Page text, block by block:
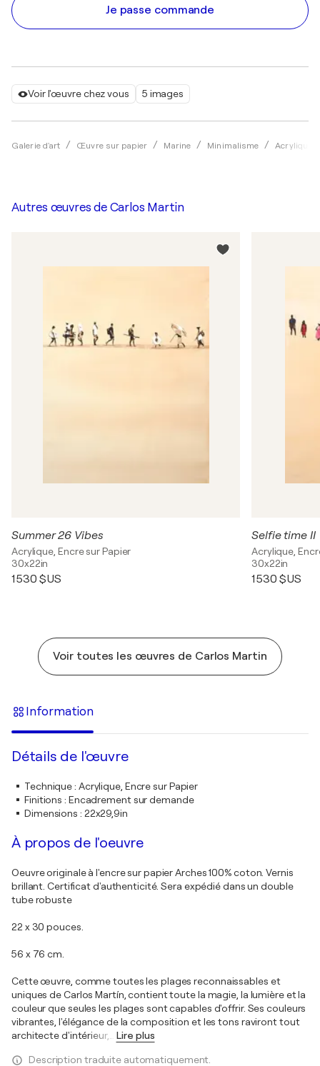
Voir l'œuvre chez vous 5 images
Galerie d'art Œuvre sur papier Marine Minimalisme Acrylique
Je passe commande
Autres œuvres de Carlos Martin
Summer 26 Vibes
Acrylique, Encre sur Papier
30x22in
1 530 $US
Selfie time II
Acrylique,
30x22in
1 530 $US
Voir toutes les œuvres de Carlos Martin
Information
Détails de l'œuvre
Technique: Acrylique, Encre sur Papier
Finitions : Encadrement sur demande
Dimensions : 22x29,9in
À propos de l'oeuvre
Oeuvre originale à l'encre sur papier Arches 100% coton. Vernis
brillant. Certificat d'authenticité. Sera expédié dans un double
tube robuste
22 x 30 pouces.
56 x 76 cm.
Cette œuvre, comme toutes les plages reconnaissables et
uniques de Carlos Martín, contient toute la magie, la lumière et la
couleur que seules les plages sont capables d'offrir. Ses couleurs
vibrantes, l'élégance de la composition et les tons raviront tout
architecte d'intérieur,
Lire plus
Description traduite automatiquement.